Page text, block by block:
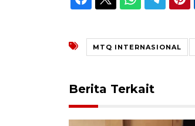
MTQ INTERNASIONAL
Berita Terkait